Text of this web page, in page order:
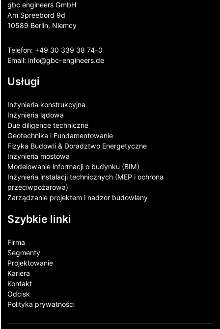
gbc engineers GmbH
Am Spreebord 9d
10589 Berlin, Niemcy
Telefon: +49 30 339 38 74-0
Email: info@gbc-engineers.de
Usługi
Inżynieria konstrukcyjna
Inżynieria lądowa
Due diligence techniczne
Geotechnika i Fundamentowanie
Fizyka Budowli & Doradztwo Energetyczne
Inżynieria mostowa
Modelowanie informacji o budynku (BIM)
Inżynieria instalacji technicznych (MEP i ochrona
przeciwpożarowa)
Zarządzanie projektem i nadzór budowlany
Szybkie linki
Firma
Segmenty
Projektowanie
Kariera
Kontakt​
Odcisk
Polityka prywatności